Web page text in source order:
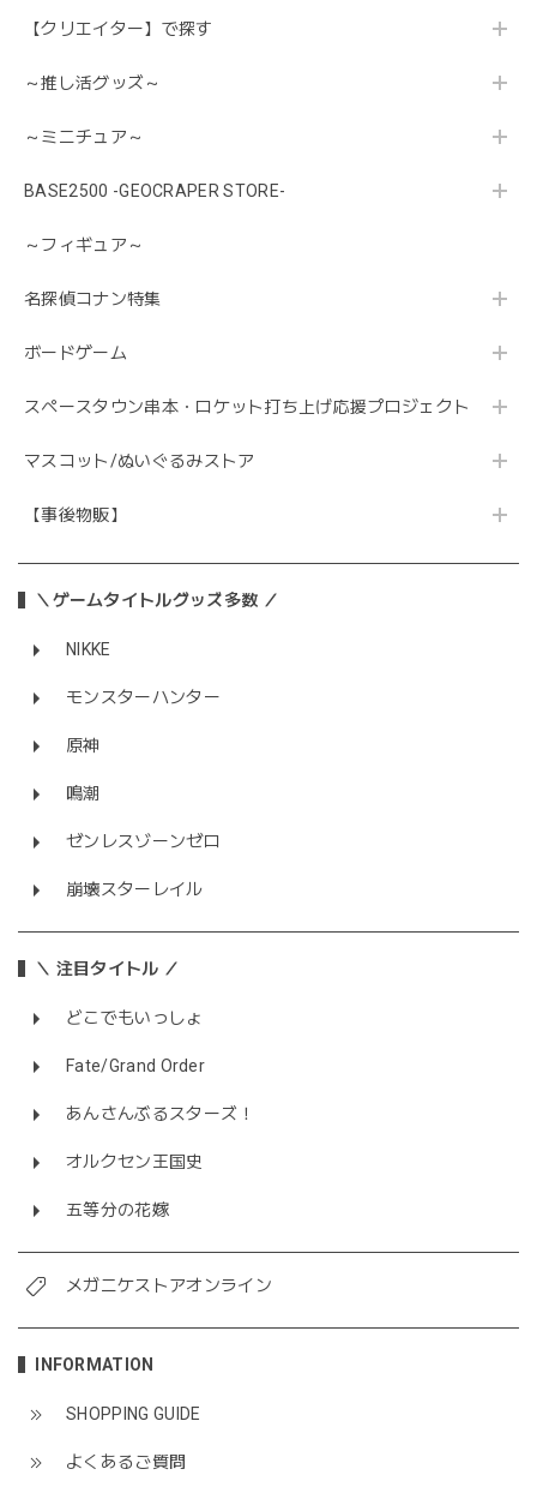
【クリエイター】で探す
～推し活グッズ～
～ミニチュア～
BASE2500 -GEOCRAPER STORE-
～フィギュア～
名探偵コナン特集
ボードゲーム
スペースタウン串本・ロケット打ち上げ応援プロジェクト
マスコット/ぬいぐるみストア
【事後物販】
＼ゲームタイトルグッズ多数 ／
NIKKE
モンスターハンター
原神
鳴潮
ゼンレスゾーンゼロ
崩壊スターレイル
＼ 注目タイトル ／
どこでもいっしょ
Fate/Grand Order
あんさんぶるスターズ！
オルクセン王国史
五等分の花嫁
メガニケストアオンライン
INFORMATION
SHOPPING GUIDE
よくあるご質問